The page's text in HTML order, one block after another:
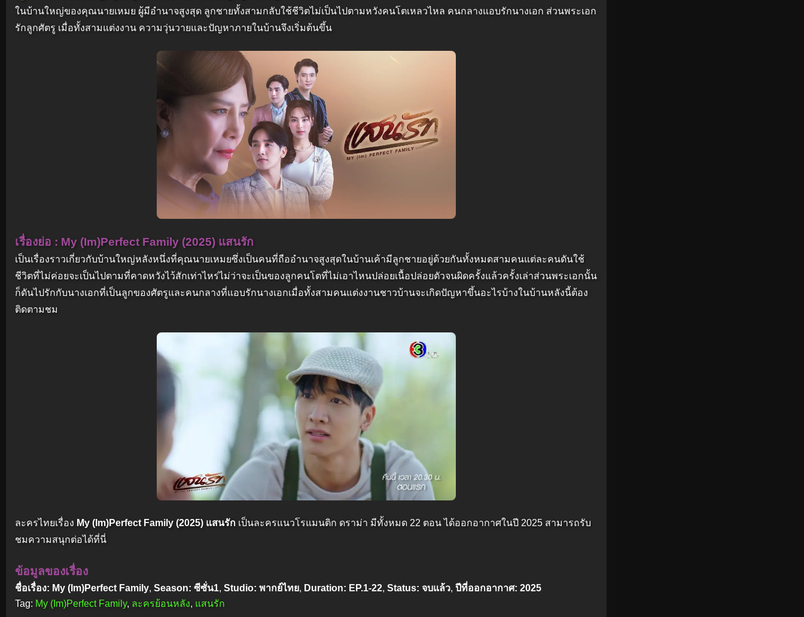
ในบ้านใหญ่ของคุณนายเหมย ผู้มีอำนาจสูงสุด ลูกชายทั้งสามกลับใช้ชีวิตไม่เป็นไปตามหวังคนโตเหลวไหล คนกลางแอบรักนางเอก ส่วนพระเอก
รักลูกศัตรู เมื่อทั้งสามแต่งงาน ความวุ่นวายและปัญหาภายในบ้านจึงเริ่มต้นขึ้น
เรื่องย่อ : My (Im)Perfect Family (2025) แสนรัก
เป็นเรื่องราวเกี่ยวกับบ้านใหญ่หลังหนึ่งที่คุณนายเหมยซึ่งเป็นคนที่ถืออำนาจสูงสุดในบ้านเค้ามีลูกชายอยู่ด้วยกันทั้งหมดสามคนแต่ละคนดันใช้
ชีวิตที่ไม่ค่อยจะเป็นไปตามที่คาดหวังไว้สักเท่าไหร่ไม่ว่าจะเป็นของลูกคนโตที่ไม่เอาไหนปล่อยเนื้อปล่อยตัวจนผิดครั้งแล้วครั้งเล่าส่วนพระเอกนั้น
ก็ดันไปรักกับนางเอกที่เป็นลูกของศัตรูและคนกลางที่แอบรักนางเอกเมื่อทั้งสามคนแต่งงานชาวบ้านจะเกิดปัญหาขึ้นอะไรบ้างในบ้านหลังนี้ต้อง
ติดตามชม
ละครไทยเรื่อง My (Im)Perfect Family (2025) แสนรัก เป็นละครแนวโรแมนติก ดราม่า มีทั้งหมด 22 ตอน ได้ออกอากาศในปี 2025 สามารถรับ
ชมความสนุกต่อได้ที่นี่
ข้อมูลของเรื่อง
ชื่อเรื่อง: My (Im)Perfect Family, Season: ซีซั่น1, Studio: พากย์ไทย, Duration: EP.1-22, Status: จบแล้ว, ปีที่ออกอากาศ: 2025
Tag: My (Im)Perfect Family, ละครย้อนหลัง, แสนรัก